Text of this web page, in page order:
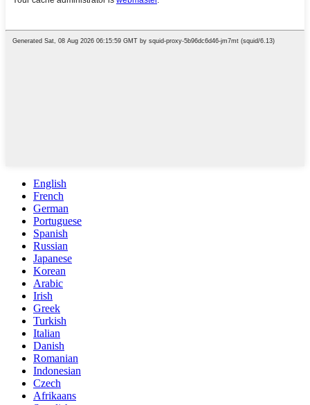
English
French
German
Portuguese
Spanish
Russian
Japanese
Korean
Arabic
Irish
Greek
Turkish
Italian
Danish
Romanian
Indonesian
Czech
Afrikaans